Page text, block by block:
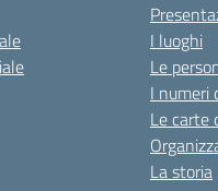
I luoghi
Le
I numeri
Le carte
La storia